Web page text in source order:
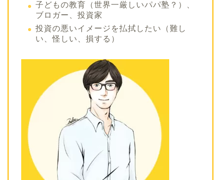
子どもの教育（世界一厳しいパパ塾？）、
ブロガー、投資家
投資の悪いイメージを払拭したい（難し
い、怪しい、損する）